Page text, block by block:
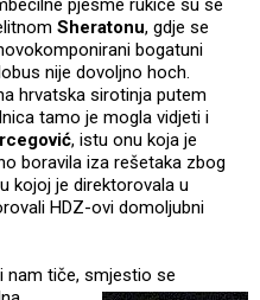
pjesme rukice su se
Sheratonu, gdje se
bogatuni
nije dovoljno hoch.
hrvatska sirotinja putem
tamo je mogla vidjeti i
, istu onu koja je
boravila iza rešetaka zbog
kojoj je direktorovala u
HDZ-ovi domoljubni
nam tiče, smjestio se